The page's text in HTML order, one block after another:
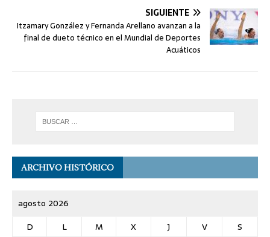
SIGUIENTE
Itzamary González y Fernanda Arellano avanzan a la
final de dueto técnico en el Mundial de Deportes
Acuáticos
ARCHIVO HISTÓRICO
agosto 2026
D
L M X J V
S